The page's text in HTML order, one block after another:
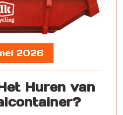
2026
Huren van